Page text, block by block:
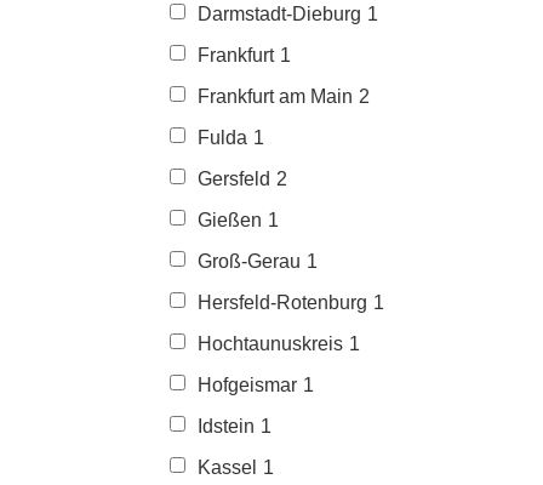
Darmstadt-Dieburg 1
Frankfurt 1
Frankfurt am Main 2
Fulda 1
Gersfeld 2
Gießen 1
Groß-Gerau 1
Hersfeld-Rotenburg 1
Hochtaunuskreis 1
Hofgeismar 1
Idstein 1
Kassel 1